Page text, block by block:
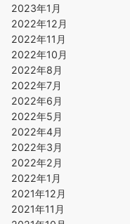
2023年1月
2022年12月
2022年11月
2022年10月
2022年8月
2022年7月
2022年6月
2022年5月
2022年4月
2022年3月
2022年2月
2022年1月
2021年12月
2021年11月